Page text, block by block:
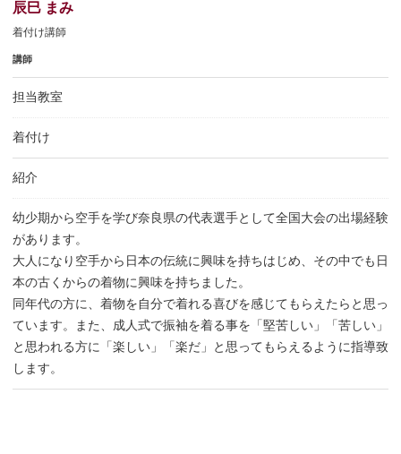
辰巳 まみ
着付け講師
講師
担当教室
着付け
紹介
幼少期から空手を学び奈良県の代表選手として全国大会の出場経験
があります。
大人になり空手から日本の伝統に興味を持ちはじめ、その中でも日
本の古くからの着物に興味を持ちました。
同年代の方に、着物を自分で着れる喜びを感じてもらえたらと思っ
ています。また、成人式で振袖を着る事を「堅苦しい」「苦しい」
と思われる方に「楽しい」「楽だ」と思ってもらえるように指導致
します。